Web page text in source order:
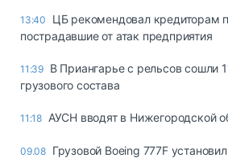
13:40
ЦБ рекомендовал кредиторам
пострадавшие от атак предприятия
11:39 В Приангарье с рельсов сошли
грузового состава
11:18 АУСН вводят в Нижегородской
09.08 Грузовой Boeing 777F